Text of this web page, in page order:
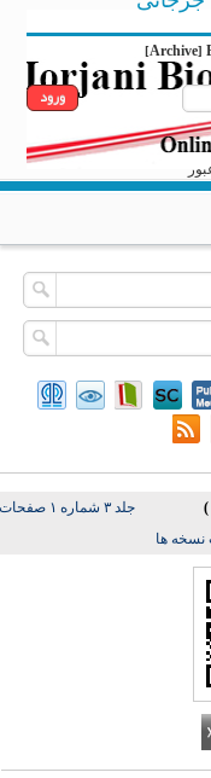
[
جلد ۳ شماره ۱ صفحات
ها